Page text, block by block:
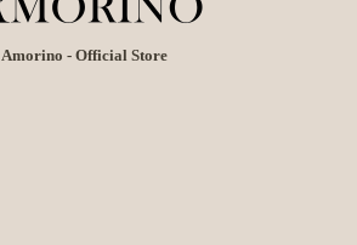
Amorino - Official Store